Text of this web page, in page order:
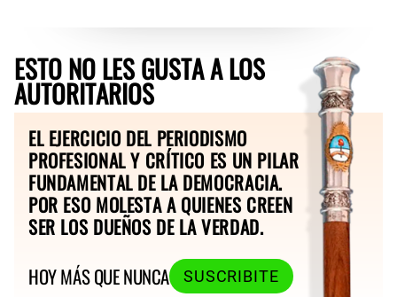
ESTO NO LES GUSTA A LOS
AUTORITARIOS
EL EJERCICIO DEL PERIODISMO
PROFESIONAL Y CRÍTICO ES UN PILAR
FUNDAMENTAL DE LA DEMOCRACIA.
POR ESO MOLESTA A QUIENES CREEN
SER LOS DUEÑOS DE LA VERDAD.
HOY MÁS QUE NUNCA
SUSCRIBITE